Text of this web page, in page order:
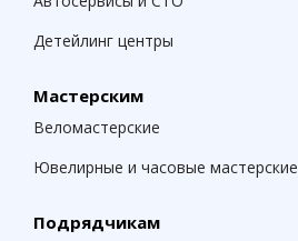
Детейлинг центры
Мастерским
Веломастерские
Ювелирные и часовые мастерские
Подрядчикам